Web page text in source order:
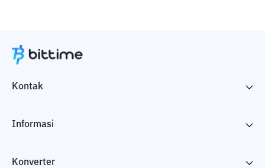
Kontak
Informasi
Konverter